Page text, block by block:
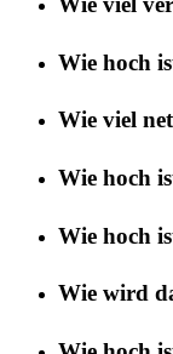
Wie hoch
Wie viel
Wie hoch
Wie hoch
Wie wird